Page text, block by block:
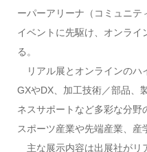
ーパーアリーナ（コミュニテ
イベントに先駆け、オンラ
る。
リアル展とオンラインのハ
GXやDX、加工技術／部品、
ネスサポートなど多彩な分野
スポーツ産業や先端産業、産
主な展示内容は出展社がリ